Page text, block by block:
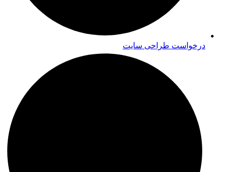
درخواست طراحی سایت